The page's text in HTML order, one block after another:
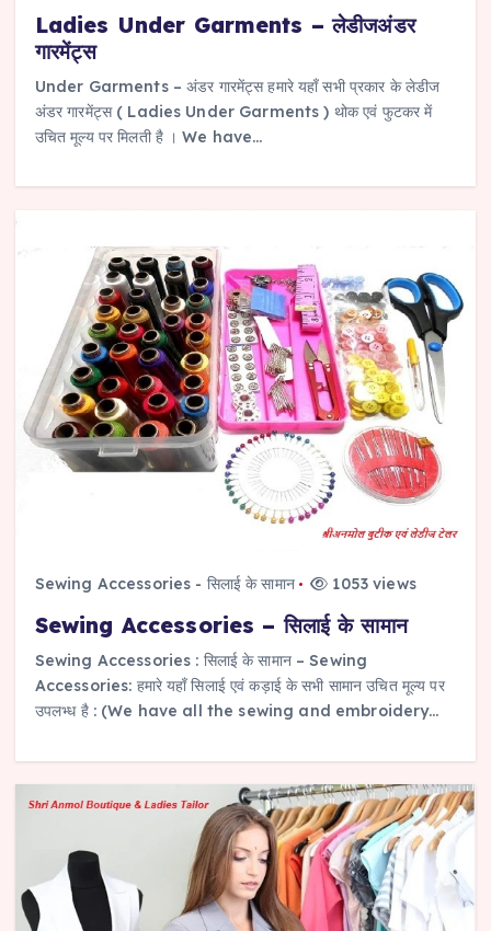
Ladies Under Garments – लेडीजअंडर
गारमेंट्स
Under Garments – अंडर गारमेंट्स हमारे यहाँ सभी प्रकार के लेडीज
अंडर गारमेंट्स ( Ladies Under Garments ) थोक एवं फुटकर में
उचित मूल्य पर मिलती है । We have…
Sewing Accessories - सिलाई के सामान 1053 views
Sewing Accessories – सिलाई के सामान
Sewing Accessories : सिलाई के सामान – Sewing
Accessories: हमारे यहाँ सिलाई एवं कड़ाई के सभी सामान उचित मूल्य पर
उपलभ्ध है : (We have all the sewing and embroidery…